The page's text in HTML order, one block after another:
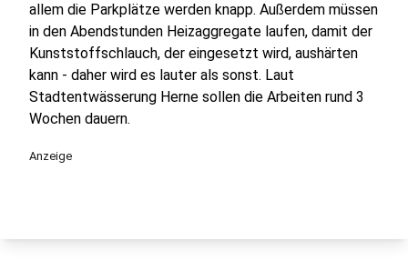
allem die Parkplätze werden knapp. Außerdem müssen
in den Abendstunden Heizaggregate laufen, damit der
Kunststoffschlauch, der eingesetzt wird, aushärten
kann - daher wird es lauter als sonst. Laut
Stadtentwässerung Herne sollen die Arbeiten rund 3
Wochen dauern.
Anzeige